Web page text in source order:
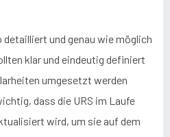
und genau wie möglich
klar und eindeutig definiert
umgesetzt werden
dass die URS im Laufe
wird, um sie auf dem